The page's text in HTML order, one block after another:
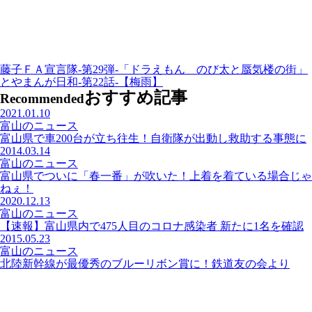
藤子ＦＡ宣言隊-第29弾-「ドラえもん のび太と蜃気楼の街」
とやまんが日和-第22話-【梅雨】
Recommendedおすすめ記事
2021.01.10
富山のニュース
富山県で車200台が立ち往生！自衛隊が出動し救助する事態に
2014.03.14
富山のニュース
富山県でついに「春一番」が吹いた！上着を着ている場合じゃ
ねぇ！
2020.12.13
富山のニュース
【速報】富山県内で475人目のコロナ感染者 新たに1名を確認
2015.05.23
富山のニュース
北陸新幹線が最優秀のブルーリボン賞に！鉄道友の会より